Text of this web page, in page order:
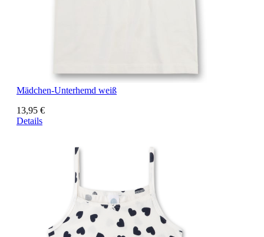
Mädchen-Unterhemd weiß
13,95 €
Details